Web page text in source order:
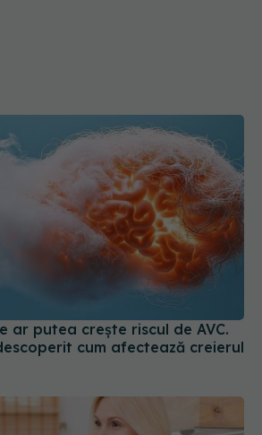
ar putea crește riscul de AVC.
cum afectează creierul